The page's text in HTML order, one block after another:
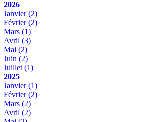
2026
Janvier(2)
Février(2)
Mars (1)
Avril (3)
Mai (2)
Juin (2)
Juillet(1)
2025
Janvier(1)
Février(2)
Mars (2)
Avril (2)